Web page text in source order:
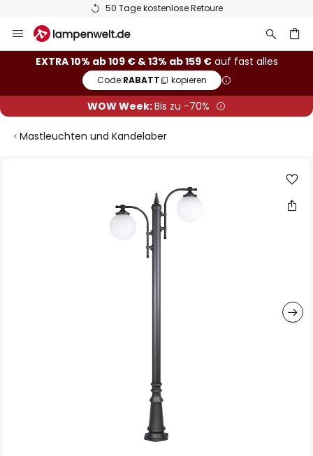
50 Tage kostenlose Retoure
Inhalt
springen
EXTRA 10% ab 109 € & 13% ab 159 €auf fast alles
Code:RABATT kopieren
WOW Week:Bis zu -70%
Mastleuchten und Kandelaber